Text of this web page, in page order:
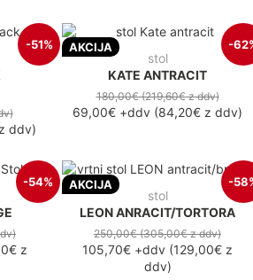
-51%
)
z ddv)
AKCIJA -
stol
KATE ANTRACIT
180,00€(219,60€z ddv)
69,00€ +ddv (84,20€ z ddv)
-54%
)
z
AKCIJA -
stol
LEON ANRACIT/TORTORA
250,00€(305,00€z ddv)
105,70€ +ddv (129,00€ z
ddv)